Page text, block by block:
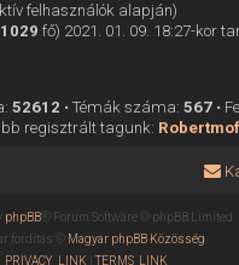
felhasználók alapján)
1029 fő) 2021. 01. 09. 18:27-kor
52612 • Témák száma: 567•
regisztrált tagunk: Robertmof
phpBB® Forum Software © phpBB Limited
fordítás © Magyar phpBB Közösség
PRIVACY_LINK |TERMS_LINK